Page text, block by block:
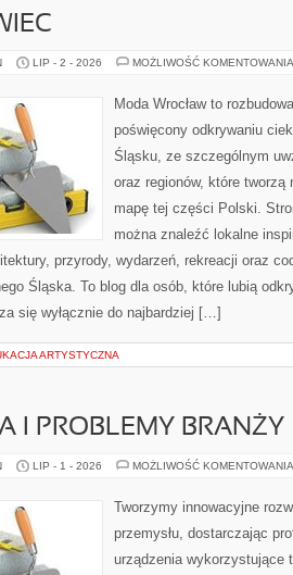
LIP - 2 - 2026 MOŻLIWOŚĆ KOMENTOWANIA
Moda Wrocław to
poświęcony odkrywaniu
Śląsku, ze szczególnym
oraz regionów, które
mapę tej części Polski.
można znaleźć lokalne
przyrody, wydarzeń, rekreacji oraz
Śląska. To blog dla osób, które lubią
się wyłącznie do najbardziej […]
ARTYSTYCZNA
I PROBLEMY BRANŻY
LIP - 1 - 2026 MOŻLIWOŚĆ KOMENTOWANIA
Tworzymy innowacyjne
przemysłu, dostarczając
urządzenia wykorzystujące